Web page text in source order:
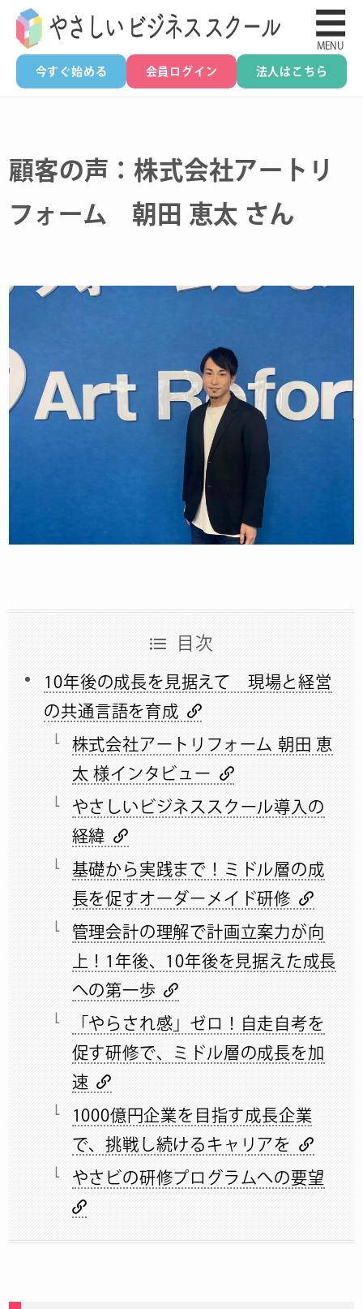
今すぐ始める 会員ログイン 法人はこちら
☰
MENU
顧客の声：株式会社アートリ
フォーム 朝田 恵太 さん
目次
10年後の成長を見据えて 現場と経営
の共通言語を育成
株式会社アートリフォーム 朝田 恵
太 様インタビュー
やさしいビジネススクール導入の
経緯
基礎から実践まで！ミドル層の成
長を促すオーダーメイド研修
管理会計の理解で計画立案力が向
上！1年後、10年後を見据えた成長
への第一歩
「やらされ感」ゼロ！自走自考を
促す研修で、ミドル層の成長を加
速
1000億円企業を目指す成長企業
で、挑戦し続けるキャリアを
やさビの研修プログラムへの要望